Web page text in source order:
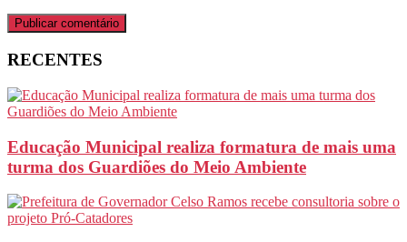
RECENTES
Educação Municipal realiza formatura de mais uma
turma dos Guardiões do Meio Ambiente